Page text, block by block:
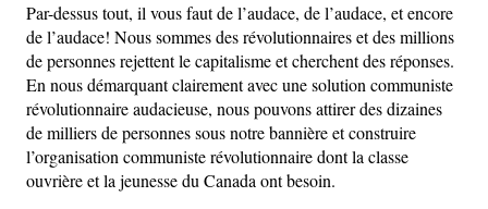
Par-dessus tout, il vous faut de l’audace, de l’audace, et encore
de l’audace! Nous sommes des révolutionnaires et des millions
de personnes rejettent le capitalisme et cherchent des réponses.
En nous démarquant clairement avec une solution communiste
révolutionnaire audacieuse, nous pouvons attirer des dizaines
de milliers de personnes sous notre bannière et construire
l’organisation communiste révolutionnaire dont la classe
ouvrière et la jeunesse du Canada ont besoin.